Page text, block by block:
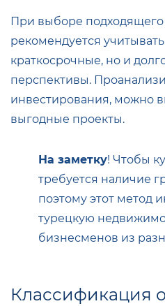
При выборе подходящего
рекомендуется
краткосрочные, но и
перспективы.
инвестирования, можно
выгодные проекты.
На заметку! Чтобы
требуется наличие
поэтому этот метод
турецкую
бизнесменов из
Классификация